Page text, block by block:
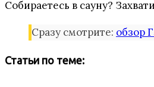
Собираетесь в сауну?
Сразу смотрите: обзор
Статьи по теме: